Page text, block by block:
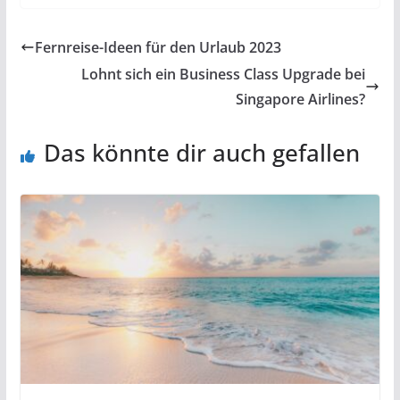
Fernreise-Ideen für den Urlaub 2023
Lohnt sich ein Business Class Upgrade bei
Singapore Airlines?
Das könnte dir auch gefallen